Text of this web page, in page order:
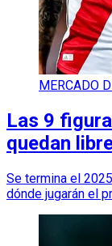
MERCADO
Las 9
quedan
Se termina el
dónde jugarán el